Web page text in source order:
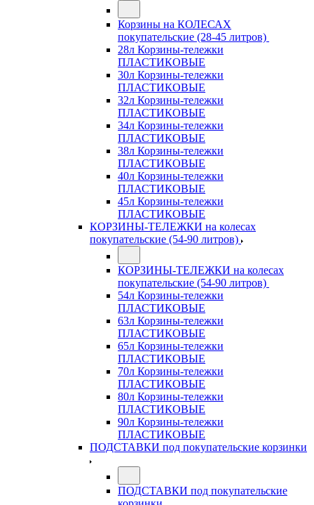
Корзины на КОЛЕСАХ
покупательские (28-45 литров)
28л Корзины-тележки
ПЛАСТИКОВЫЕ
30л Корзины-тележки
ПЛАСТИКОВЫЕ
32л Корзины-тележки
ПЛАСТИКОВЫЕ
34л Корзины-тележки
ПЛАСТИКОВЫЕ
38л Корзины-тележки
ПЛАСТИКОВЫЕ
40л Корзины-тележки
ПЛАСТИКОВЫЕ
45л Корзины-тележки
ПЛАСТИКОВЫЕ
КОРЗИНЫ-ТЕЛЕЖКИ на колесах
покупательские (54-90 литров)
КОРЗИНЫ-ТЕЛЕЖКИ на колесах
покупательские (54-90 литров)
54л Корзины-тележки
ПЛАСТИКОВЫЕ
63л Корзины-тележки
ПЛАСТИКОВЫЕ
65л Корзины-тележки
ПЛАСТИКОВЫЕ
70л Корзины-тележки
ПЛАСТИКОВЫЕ
80л Корзины-тележки
ПЛАСТИКОВЫЕ
90л Корзины-тележки
ПЛАСТИКОВЫЕ
ПОДСТАВКИ под покупательские корзинки
ПОДСТАВКИ под покупательские